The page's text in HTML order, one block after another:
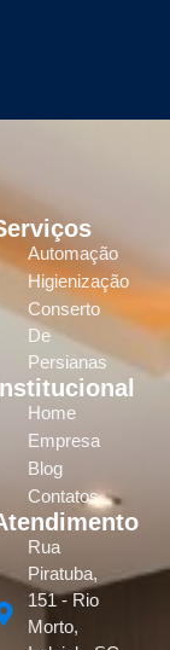
Automação
Higienização
Conserto
De
Persianas
Home
Empresa
Blog
Contatos
Rua
Piratuba,
151 - Rio
Morto,